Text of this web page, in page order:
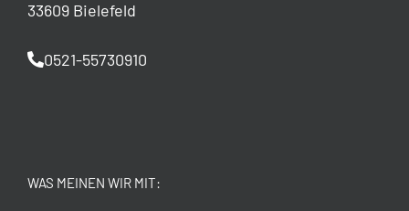
33609 Bielefeld
0521-55730910
WAS MEINEN WIR MIT: